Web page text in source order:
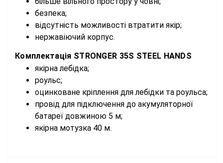
безпека;
відсутність можливості втратити якір;
нержавіючий корпус.
Комплектація STRONGER 35S STEEL HANDS
якірна лебідка;
роульс;
оцинковане кріплення для лебідки та роульса;
провід для підключення до акумуляторної
батареї довжиною 5 м;
якірна мотузка 40 м.